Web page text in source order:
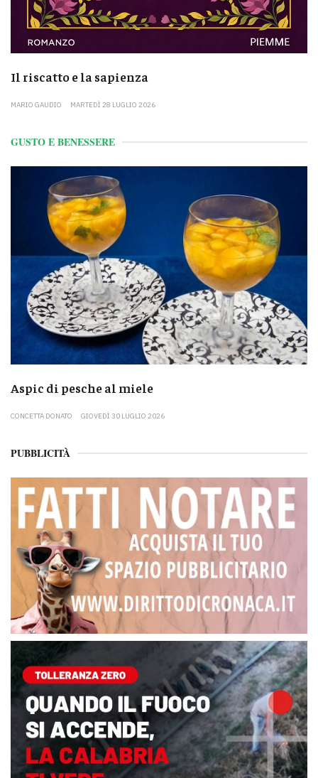
Il riscatto e la sapienza
MARIO GAUDIO MARTEDÌ 28 LUGLIO 2026
GUSTO E BENESSERE
Aspic di pesche al miele
CONCETTA DONATO GIOVEDÌ 30 LUGLIO 2026
PUBBLICITÀ